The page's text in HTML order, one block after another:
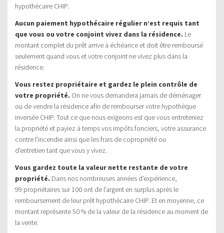
hypothécaire CHIP.
Aucun paiement hypothécaire régulier n’est requis tant
que vous ou votre conjoint vivez dans la résidence. Le
montant complet du prêt arrive à échéance et doit être remboursé
seulement quand vous et votre conjoint ne vivez plus dans la
résidence.
Vous restez propriétaire et gardez le plein contrôle de
votre propriété. On ne vous demandera jamais de déménager
ou de vendre la résidence afin de rembourser votre hypothèque
inversée CHIP. Tout ce que nous exigeons est que vous entreteniez
la propriété et payiez à temps vos impôts fonciers, votre assurance
contre l’incendie ainsi que les frais de copropriété ou
d’entretien tant que vous y vivez.
Vous gardez toute la valeur nette restante de votre
propriété. Dans nos nombreuses années d’expérience,
99 propriétaires sur 100 ont de l’argent en surplus après le
remboursement de leur prêt hypothécaire CHIP. Et en moyenne, ce
montant représente 50 % de la valeur de la résidence au moment de
la vente.